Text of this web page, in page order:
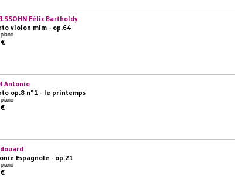
Félix Bartholdy
violon mim - op.64
Antonio
op.8 n°1 - le printemps
Espagnole - op.21